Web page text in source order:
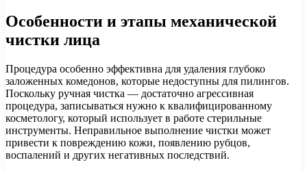
Особенности и этапы механической
чистки лица
Процедура особенно эффективна для удаления глубоко
заложенных комедонов, которые недоступны для пилингов.
Поскольку ручная чистка — достаточно агрессивная
процедура, записываться нужно к квалифицированному
косметологу, который использует в работе стерильные
инструменты. Неправильное выполнение чистки может
привести к повреждению кожи, появлению рубцов,
воспалений и других негативных последствий.